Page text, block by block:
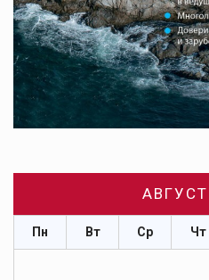
Пн Вт Ср Чт